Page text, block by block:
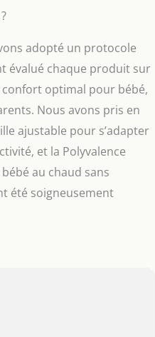
adopté un protocole
évalué chaque produit sur
confort optimal pour bébé,
Nous avons pris en
ajustable pour s’adapter
et la Polyvalence
au chaud sans
été soigneusement